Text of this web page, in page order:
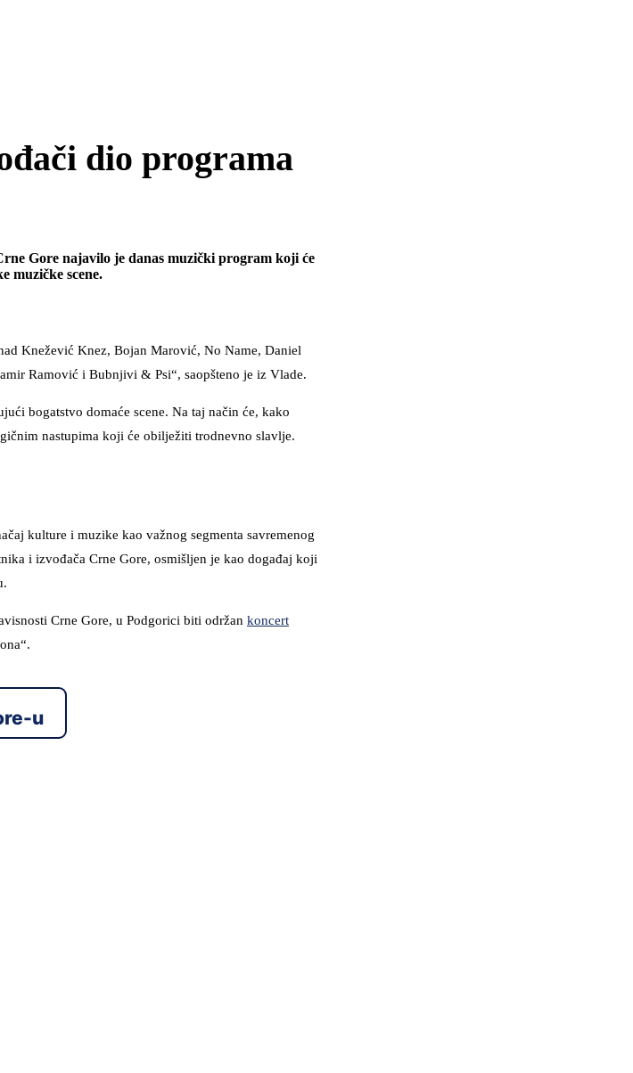
dio programa
Gore najavilo je danas muzički program koji će
muzičke scene.
Knežević Knez, Bojan Marović, No Name, Daniel
Ramović i Bubnjivi & Psi“, saopšteno je iz Vlade.
bogatstvo domaće scene. Na taj način će, kako
nastupima koji će obilježiti trodnevno slavlje.
kulture i muzike kao važnog segmenta savremenog
i izvođača Crne Gore, osmišljen je kao događaj koji
Crne Gore, u Podgorici biti održan koncert
u